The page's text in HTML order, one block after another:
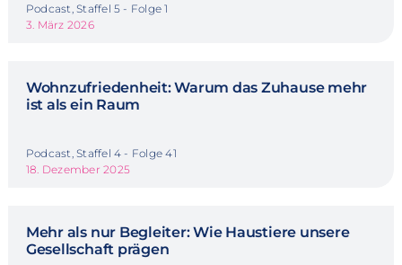
Podcast, Staffel 5 - Folge 1
3. März 2026
Wohnzufriedenheit: Warum das Zuhause mehr
ist als ein Raum
Podcast, Staffel 4 - Folge 41
18. Dezember 2025
Mehr als nur Begleiter: Wie Haustiere unsere
Gesellschaft prägen